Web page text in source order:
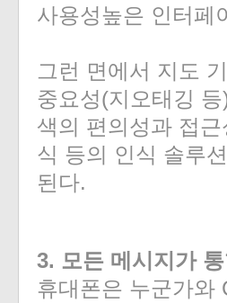
사용성높은 인터페
그런 면에서 지도
중요성(지오태깅
색의 편의성과 접
식 등의 인식 솔루
된다.
3. 모든 메시지가
휴대폰은 누군가와